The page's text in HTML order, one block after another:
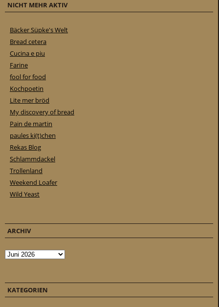
NICHT MEHR AKTIV
Bäcker Süpke's Welt
Bread cetera
Cucina e piu
Farine
fool for food
Kochpoetin
Lite mer bröd
My discovery of bread
Pain de martin
paules ki(t)chen
Rekas Blog
Schlammdackel
Trollenland
Weekend Loafer
Wild Yeast
ARCHIV
Archiv
KATEGORIEN